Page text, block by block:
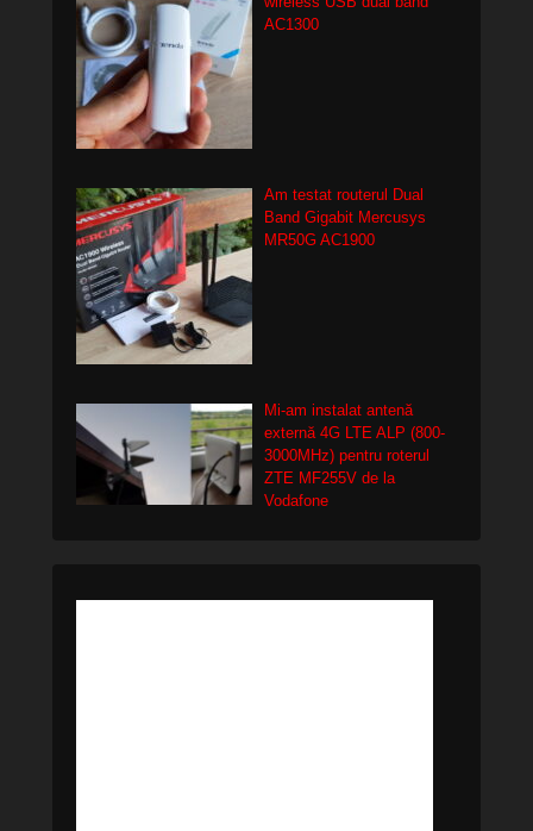
AC1300
Am testat routerul Dual
Band Gigabit Mercusys
MR50G AC1900
Mi-am instalat antenă
externă 4G LTE ALP (800-
3000MHz) pentru roterul
ZTE MF255V de la
Vodafone